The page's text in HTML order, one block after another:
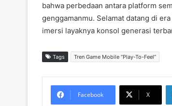
bahwa perbedaan antara platform
genggamanmu. Selamat datang di
imersi layaknya konsol generasi
Tags Tren Game Mobile “Play-To-Feel”
Facebook X